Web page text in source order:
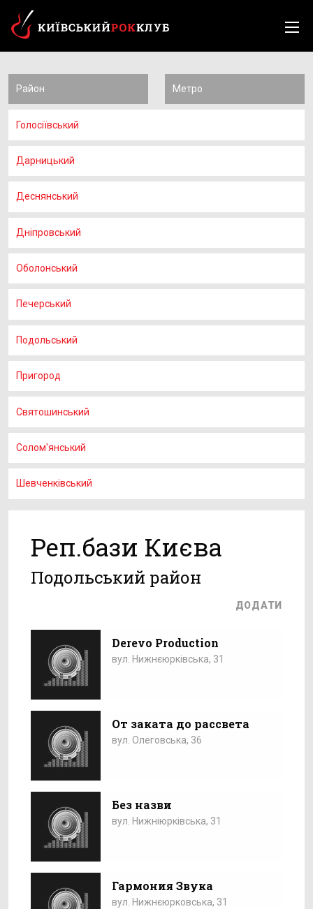
Район Метро
Голосіївський
Дарницький
Деснянський
Дніпровський
Оболонський
Печерський
Подольський
Пригород
Святошинський
Солом'янський
Шевченківський
Реп.бази Києва
Подольський район
ДОДАТИ
Derevo Production
вул. Нижнєюрківська, 31
От заката до рассвета
вул. Олеговська, 36
Без назви
вул. Нижніюрківська, 31
Гармония Звука
вул. Нижнєюрковська, 31